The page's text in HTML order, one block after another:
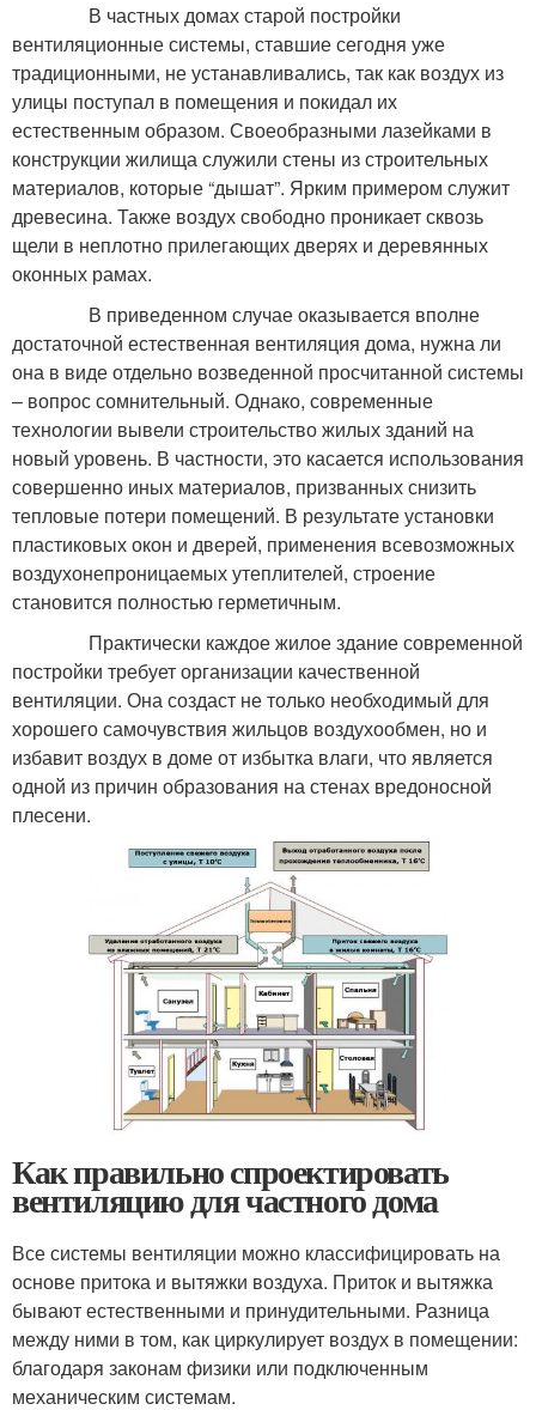
В частных домах старой постройки
вентиляционные системы, ставшие сегодня уже
традиционными, не устанавливались, так как воздух из
улицы поступал в помещения и покидал их
естественным образом. Своеобразными лазейками в
конструкции жилища служили стены из строительных
материалов, которые “дышат”. Ярким примером служит
древесина. Также воздух свободно проникает сквозь
щели в неплотно прилегающих дверях и деревянных
оконных рамах.
В приведенном случае оказывается вполне
достаточной естественная вентиляция дома, нужна ли
она в виде отдельно возведенной просчитанной системы
– вопрос сомнительный. Однако, современные
технологии вывели строительство жилых зданий на
новый уровень. В частности, это касается использования
совершенно иных материалов, призванных снизить
тепловые потери помещений. В результате установки
пластиковых окон и дверей, применения всевозможных
воздухонепроницаемых утеплителей, строение
становится полностью герметичным.
Практически каждое жилое здание современной
постройки требует организации качественной
вентиляции. Она создаст не только необходимый для
хорошего самочувствия жильцов воздухообмен, но и
избавит воздух в доме от избытка влаги, что является
одной из причин образования на стенах вредоносной
плесени.
Как правильно спроектировать
вентиляцию для частного дома
Все системы вентиляции можно классифицировать на
основе притока и вытяжки воздуха. Приток и вытяжка
бывают естественными и принудительными. Разница
между ними в том, как циркулирует воздух в помещении:
благодаря законам физики или подключенным
механическим системам.